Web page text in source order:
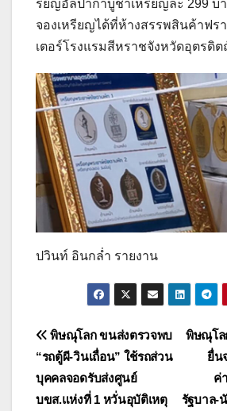
รียญอัลปาก้าบูชาเหรียญละ 299 บ
จองเหรียญได้ที่ห้างสรรพสินค้าฟรา
เตอร์โรงแรมสีหราชจังหวัดอุตรดิต
ปวินท์ อินกล่ำ รายงาน
แนะแนว
เรื่อง
พิษณุโล
ยื่น
ค่
รัฐบาล-
พิษณุโลก ขนส่งตรวจพบ
“รถตู้ผี-วินเถื่อน” ใช้รถส่วน
บุคคลจอดรับส่งศูนย์
บขส.แห่งที่ 1 หวั่นอุบัติเหตุ